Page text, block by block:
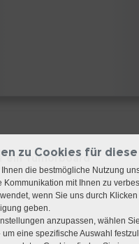
ein Tumorboard
zu Cookies für
die bestmögliche Nutzung
mit Ihnen zu
wenn Sie uns durch
geben.
anzupassen, wählen
eine spezifische Auswahl